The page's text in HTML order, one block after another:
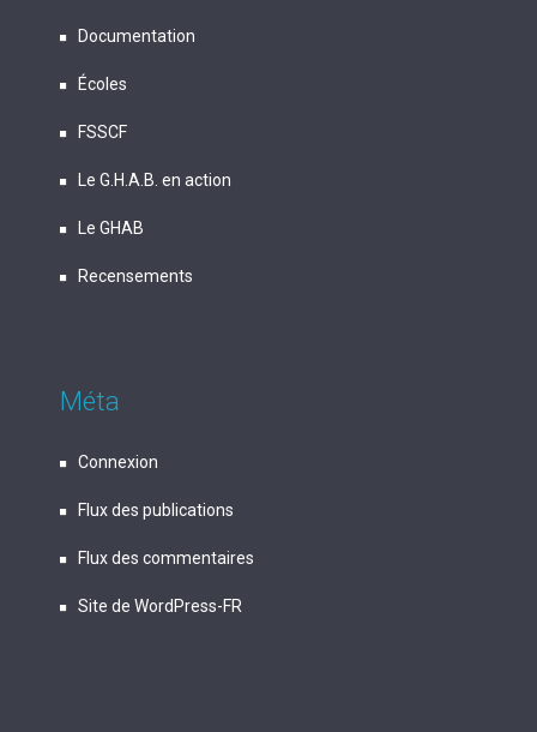
Documentation
Écoles
FSSCF
Le G.H.A.B. en action
Le GHAB
Recensements
Méta
Connexion
Flux des publications
Flux des commentaires
Site de WordPress-FR